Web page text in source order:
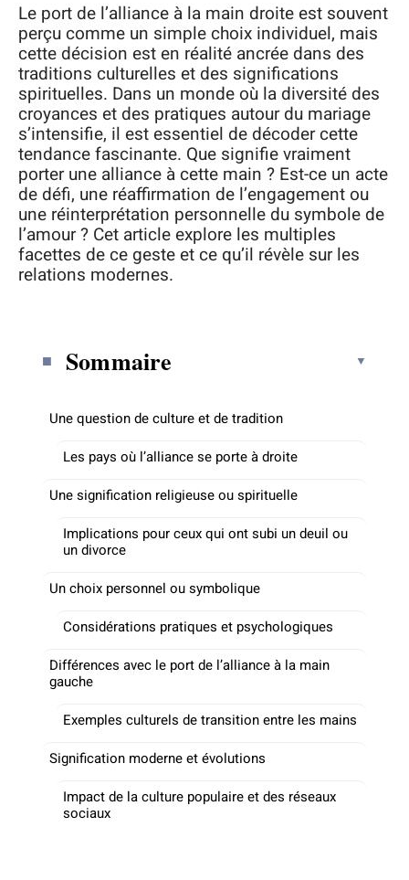
Le port de l’alliance à la main droite est souvent
perçu comme un simple choix individuel, mais
cette décision est en réalité ancrée dans des
traditions culturelles et des significations
spirituelles. Dans un monde où la diversité des
croyances et des pratiques autour du mariage
s’intensifie, il est essentiel de décoder cette
tendance fascinante. Que signifie vraiment
porter une alliance à cette main ? Est-ce un acte
de défi, une réaffirmation de l’engagement ou
une réinterprétation personnelle du symbole de
l’amour ? Cet article explore les multiples
facettes de ce geste et ce qu’il révèle sur les
relations modernes.
Sommaire
Une question de culture et de tradition
Les pays où l’alliance se porte à droite
Une signification religieuse ou spirituelle
Implications pour ceux qui ont subi un deuil ou
un divorce
Un choix personnel ou symbolique
Considérations pratiques et psychologiques
Différences avec le port de l’alliance à la main
gauche
Exemples culturels de transition entre les mains
Signification moderne et évolutions
Impact de la culture populaire et des réseaux
sociaux